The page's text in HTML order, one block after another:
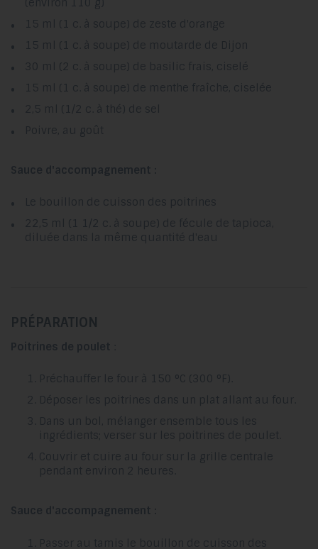
15 ml (1 c. à soupe) de zeste d'orange
15 ml (1 c. à soupe) de moutarde de Dijon
30 ml (2 c. à soupe) de basilic frais, ciselé
15 ml (1 c. à soupe) de menthe fraîche, ciselée
2,5 ml (1/2 c. à thé) de sel
Poivre, au goût
Sauce d'accompagnement :
Le bouillon de cuisson des poitrines
22,5 ml (1 1/2 c. à soupe) de fécule de tapioca,
diluée dans la même quantité d'eau
PRÉPARATION
Poitrines de poulet
Préchauffer le four à 150 °C (300 °F).
Déposer les poitrines dans un plat allant au four.
Dans un bol, mélanger ensemble tous les
ingrédients; verser sur les poitrines de poulet.
Couvrir et cuire au four sur la grille centrale
pendant environ 2 heures.
Sauce d'accompagnement :
Passer au tamis le bouillon de cuisson des